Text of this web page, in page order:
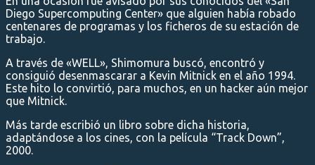
Diego Supercomputing Center» que alguien había robado
centenares de programas y los ficheros de su estación de
trabajo.
A través de «WELL», Shimomura buscó, encontró y
consiguió desenmascarar a Kevin Mitnick en el año 1994.
Este hito lo convirtió, para muchos, en un hacker aún mejor
que Mitnick.
Más tarde escribió un libro sobre dicha historia,
adaptándose a los cines, con la película “Track Down”,
2000.